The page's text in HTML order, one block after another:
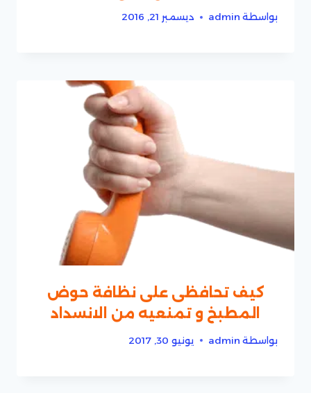
بواسطة admin ديسمبر 21, 2016
كيف تحافظى على نظافة حوض
المطبخ و تمنعيه من الانسداد
بواسطة admin يونيو 30, 2017